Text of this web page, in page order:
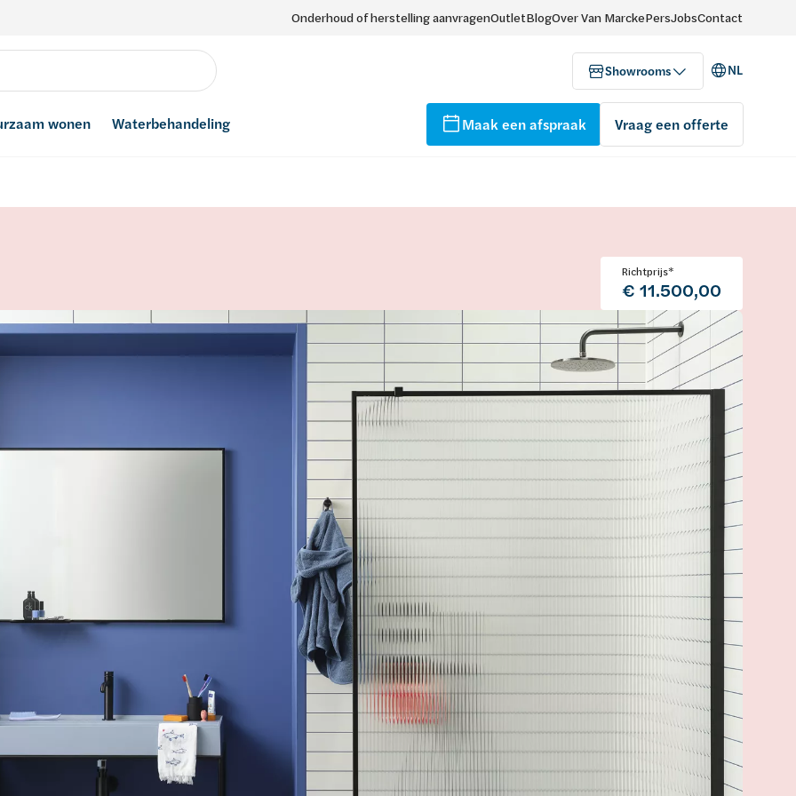
Onderhoud of herstelling aanvragenOutletBlogOver Van MarckePersJobsContact
Showrooms NL
wonen Waterbehandeling Maak een afspraak Vraag een offerte
Richtprijs*
€ 11.500,00